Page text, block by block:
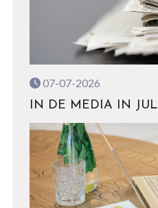
07-07-2026
IN DE MEDIA IN JULI